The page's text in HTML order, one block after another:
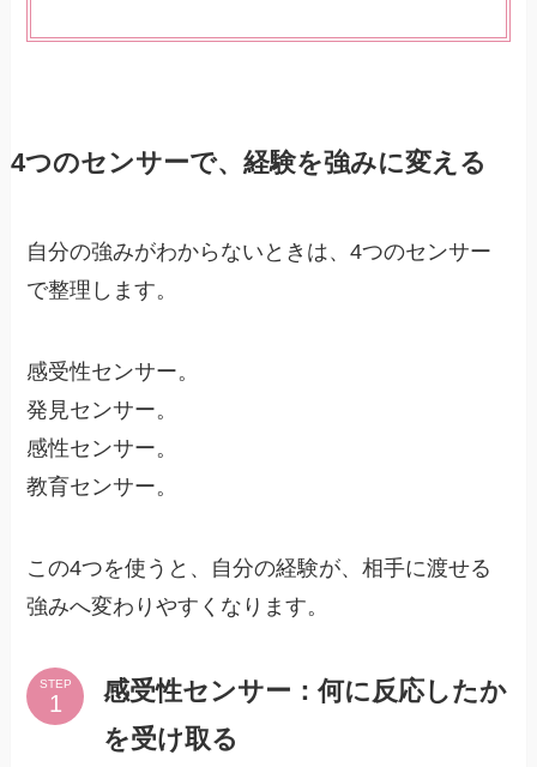
4つのセンサーで、経験を強みに変える
自分の強みがわからないときは、4つのセンサー
で整理します。
感受性センサー。
発見センサー。
感性センサー。
教育センサー。
この4つを使うと、自分の経験が、相手に渡せる
強みへ変わりやすくなります。
STEP
感受性センサー：何に反応したか
を受け取る